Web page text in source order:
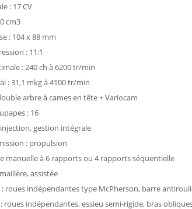
: 17 CV
cm3
: 104 x 88 mm
: 11:1
: 240 ch à 6200 tr/min
: 31,1 mkg à 4100 tr/min
arbre à cames en tête + Variocam
: 16
gestion intégrale
: propulsion
manuelle à 6 rapports ou 4 rapports séquentielle
assistée
: roues indépendantes type McPherson, barre
roues indépendantes, essieu semi-rigide, bras